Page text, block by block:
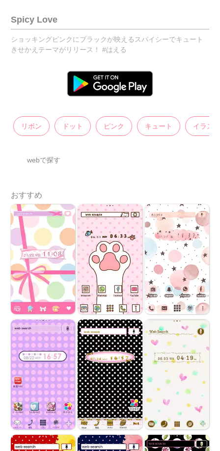
Spicy Love
ショッキングピンクにブラックが映えるスパイシーでキュート
きせかえテーマがリリース！ #はえる
リボン ドット ピンク キュート イラス
webで探す
おすすめ